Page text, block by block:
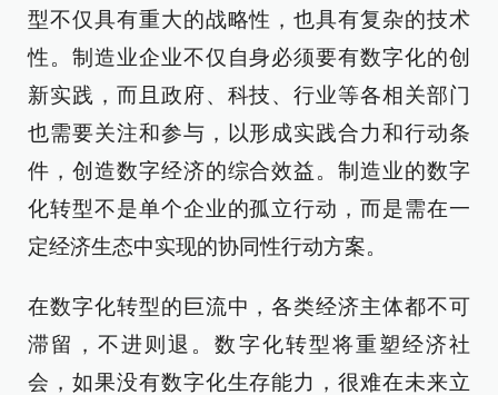
型不仅具有重大的战略性，也具有复杂的技术
性。制造业企业不仅自身必须要有数字化的创
新实践，而且政府、科技、行业等各相关部门
也需要关注和参与，以形成实践合力和行动条
件，创造数字经济的综合效益。制造业的数字
化转型不是单个企业的孤立行动，而是需在一
定经济生态中实现的协同性行动方案。
在数字化转型的巨流中，各类经济主体都不可
滞留，不进则退。数字化转型将重塑经济社
会，如果没有数字化生存能力，很难在未来立